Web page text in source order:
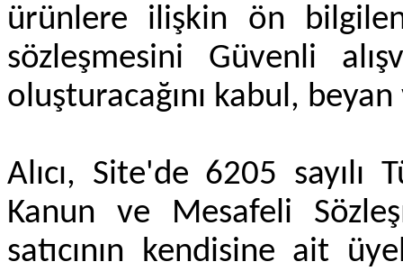
ürünlere ilişkin ön
sözleşmesini Güvenli
oluşturacağını kabul,
Alıcı, Site'de 6205 sayılı
Kanun ve Mesafeli
satıcının kendisine ait